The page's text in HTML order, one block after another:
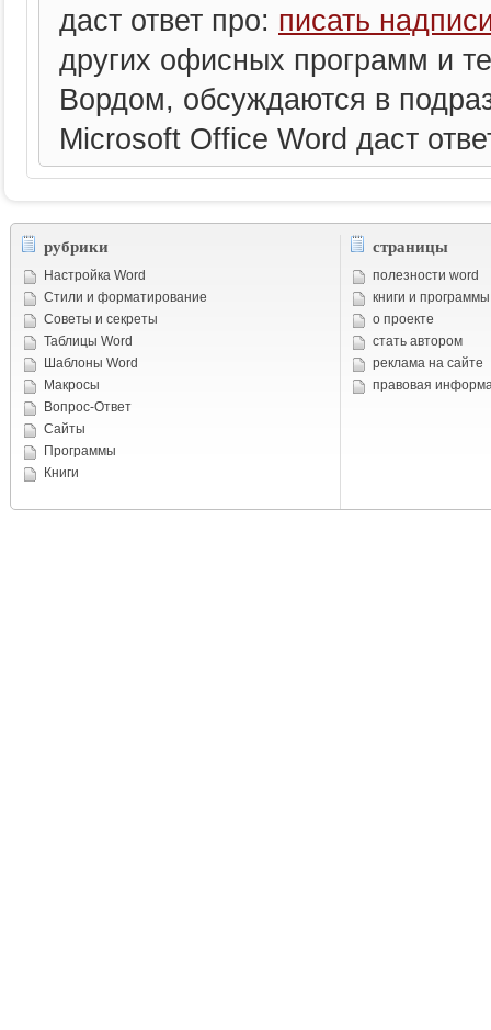
даст ответ про: писать
других офисных программ и
Вордом, обсуждаются в
Microsoft Office Word даст
страницы
полезности word
книги и программы
о проекте
стать автором
реклама на сайте
правовая
рубрики
Настройка Word
Стили и форматирование
Советы и cекреты
Таблицы Word
Шаблоны Word
Макросы
Вопрос-Ответ
Сайты
Программы
Книги